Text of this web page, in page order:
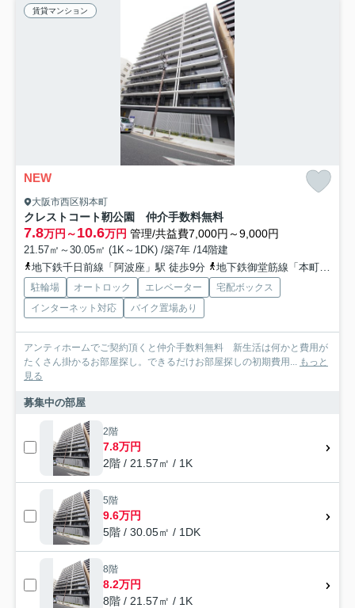
賃貸マンション
NEW
大阪市西区靱本町
クレストコート靭公園 仲介手数料無料
7.8万円～10.6万円 管理/共益費7,000円～9,000円
21.57㎡～30.05㎡ (1K～1DK) /築7年 /14階建
地下鉄千日前線「阿波座」駅 徒歩9分
地下鉄御堂筋線「本町」駅 徒歩15分
駐輪場 オートロック エレベーター
宅配ボックス
インターネット対応
バイク置場あり
アンティホームでご契約頂くと仲介手数料無料 新生活は何かと費用が
たくさん掛かるお部屋探し。できるだけお部屋探しの初期費用...
もっと
見る
募集中の部屋
2階
7.8万円
2階 / 21.57㎡ / 1K
5階
9.6万円
5階 / 30.05㎡ / 1DK
8階
8.2万円
8階 / 21.57㎡ / 1K